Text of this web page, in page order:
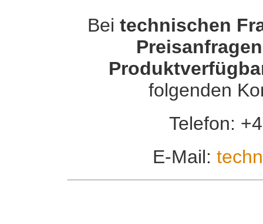
Bei technischen
Preisanfragen
folgenden
Telefon:
E-Mail: